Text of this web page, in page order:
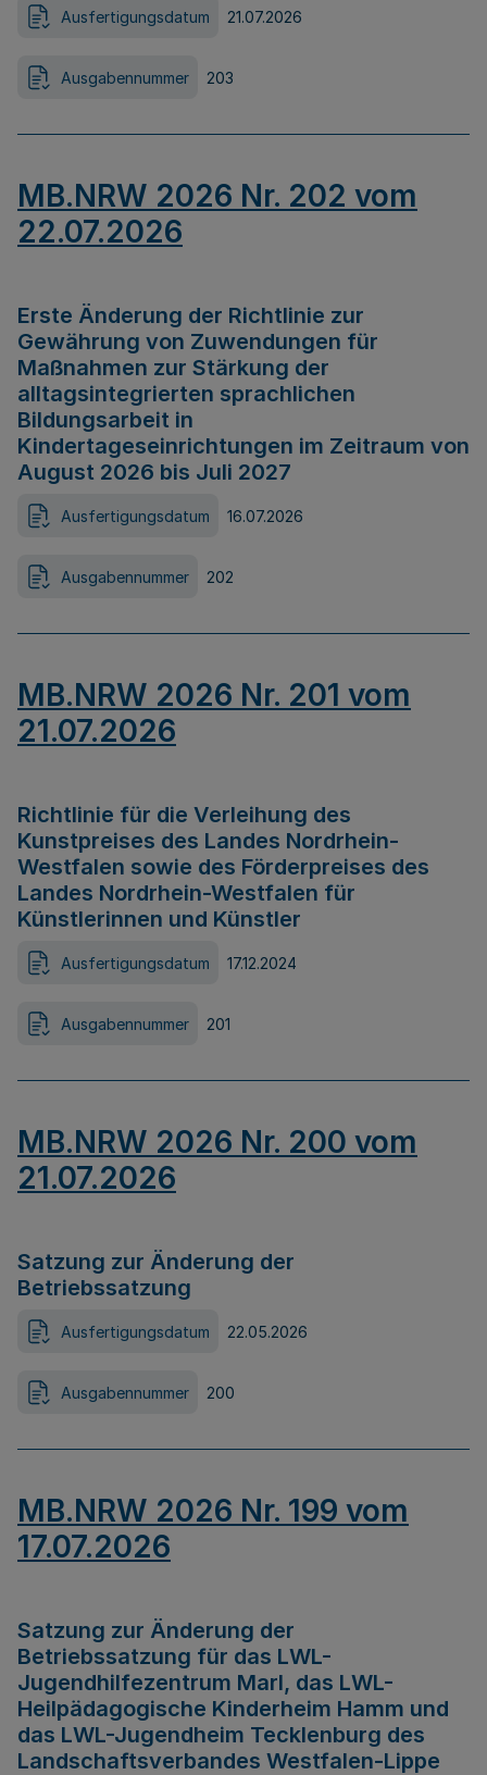
Ausfertigungsdatum 21.07.2026
Ausgabennummer 203
MB.NRW 2026 Nr. 202 vom
22.07.2026
Erste Änderung der Richtlinie zur
Gewährung von Zuwendungen für
Maßnahmen zur Stärkung der
alltagsintegrierten sprachlichen
Bildungsarbeit in
Kindertageseinrichtungen im Zeitraum von
August 2026 bis Juli 2027
Ausfertigungsdatum 16.07.2026
Ausgabennummer 202
MB.NRW 2026 Nr. 201 vom
21.07.2026
Richtlinie für die Verleihung des
Kunstpreises des Landes Nordrhein-
Westfalen sowie des Förderpreises des
Landes Nordrhein-Westfalen für
Künstlerinnen und Künstler
Ausfertigungsdatum 17.12.2024
Ausgabennummer 201
MB.NRW 2026 Nr. 200 vom
21.07.2026
Satzung zur Änderung der
Betriebssatzung
Ausfertigungsdatum 22.05.2026
Ausgabennummer 200
MB.NRW 2026 Nr. 199 vom
17.07.2026
Satzung zur Änderung der
Betriebssatzung für das LWL-
Jugendhilfezentrum Marl, das LWL-
Heilpädagogische Kinderheim Hamm und
das LWL-Jugendheim Tecklenburg des
Landschaftsverbandes Westfalen-Lippe